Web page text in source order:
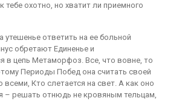
тебе охотно, но хватит ли приемного
утешенье ответить на ее больной
обретают Единенье и
в цепь Метаморфоз. Все, что вовне, то
Периоды Побед она считать своей
Кто слетается на свет. А как оно
– решать отнюдь не кровяным тельцам,